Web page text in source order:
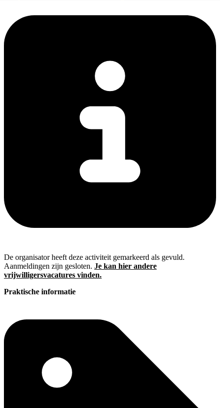
De organisator heeft deze activiteit gemarkeerd als gevuld.
Aanmeldingen zijn gesloten. Je kan hier andere
vrijwilligersvacatures vinden.
Praktische informatie